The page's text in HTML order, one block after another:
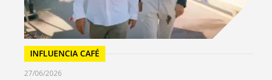
INFLUENCIA CAFÉ
27/06/2026